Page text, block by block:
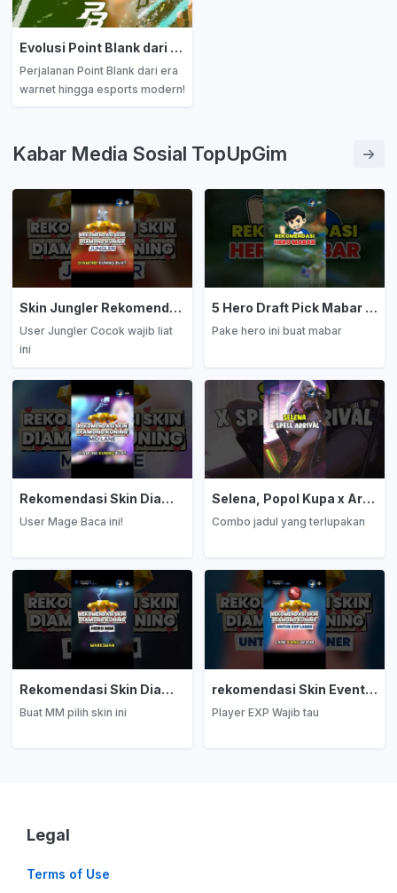
Evolusi Point Blank dari Masa ke Masa: Dari Warnet hingga Era Esports Modern
Perjalanan Point Blank dari era
warnet hingga esports modern!
Simak evolusi PB di Indonesia,
hingga PBNC dan PBIC.
Nostalgia yang terus hidup!
Kabar Media Sosial TopUpGim
Skin Jungler Rekomendasi Diamond Kuning
User Jungler Cocok wajib liat
ini
5 Hero Draft Pick Mabar Auto Win
Pake hero ini buat mabar
Rekomendasi Skin Diamond Kuning: Mage
User Mage Baca ini!
Selena, Popol Kupa x Arrival
Combo jadul yang terlupakan
Rekomendasi Skin Diamond Kuning: Marksman
Buat MM pilih skin ini
rekomendasi Skin Event Diamond Kuning: EXP Laner
Player EXP Wajib tau
Legal
Terms of Use